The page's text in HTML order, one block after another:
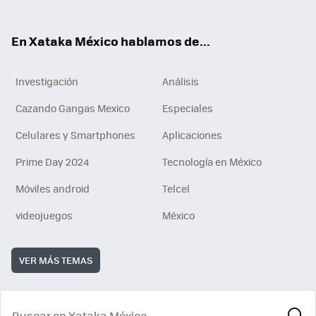
En Xataka México hablamos de...
Investigación
Análisis
Cazando Gangas Mexico
Especiales
Celulares y Smartphones
Aplicaciones
Prime Day 2024
Tecnología en México
Móviles android
Telcel
videojuegos
México
VER MÁS TEMAS